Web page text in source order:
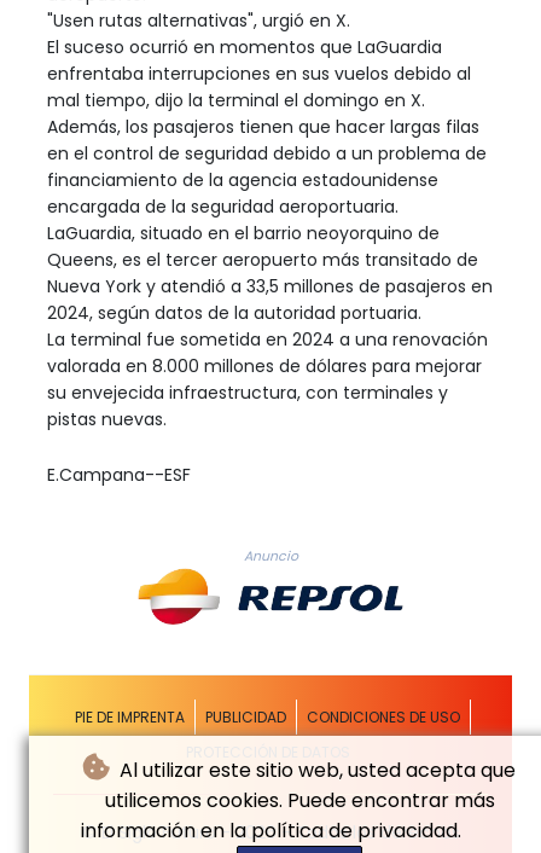
Al utilizar este sitio web, usted acepta que
utilicemos cookies. Puede encontrar más
información en la política de privacidad.
"Usen rutas alternativas", urgió en X.
El suceso ocurrió en momentos que LaGuardia
enfrentaba interrupciones en sus vuelos debido al
mal tiempo, dijo la terminal el domingo en X.
Además, los pasajeros tienen que hacer largas filas
en el control de seguridad debido a un problema de
financiamiento de la agencia estadounidense
encargada de la seguridad aeroportuaria.
LaGuardia, situado en el barrio neoyorquino de
Queens, es el tercer aeropuerto más transitado de
Nueva York y atendió a 33,5 millones de pasajeros en
2024, según datos de la autoridad portuaria.
La terminal fue sometida en 2024 a una renovación
valorada en 8.000 millones de dólares para mejorar
su envejecida infraestructura, con terminales y
pistas nuevas.
E.Campana--ESF
Anuncio
PIE DE IMPRENTA PUBLICIDAD
CONDICIONES DE USO
© El Siglo Futuro - 2026 - Todos los derechos